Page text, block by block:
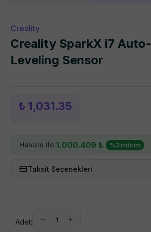
Creality
Creality SparkX i7 Auto-
Leveling Sensor
₺ 1,031.35
Havale ile:1.000.409 ₺ %3 indirim
Taksit Seçenekleri
Adet: 1